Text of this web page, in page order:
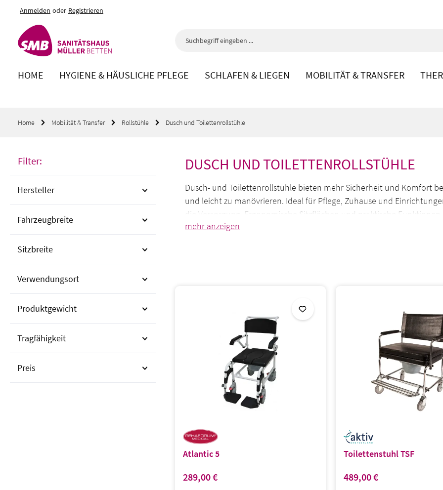
Hauptinhalt springen
Zur Suche springen
Zur Hauptnavigation springen
Anmelden oder Registrieren
HOME HYGIENE & HÄUSLICHE PFLEGE SCHLAFEN & LIEGEN MOBILITÄT & TRANSFER
Home Mobilität & Transfer Rollstühle Dusch und Toilettenrollstühle
Filter:
Hersteller
Fahrzeugbreite
Sitzbreite
Verwendungsort
Produktgewicht
Tragfähigkeit
Preis
DUSCH UND TOILETTENROLLSTÜHLE
Dusch- und Toilettenrollstühle bieten mehr Sicherheit und Komfort
und leicht zu manövrieren. Ideal für Pflege, Zuhause und
die Versorgung. Ergonomische Sitzflächen und praktische
unsere Auswahl an hochwertigen Dusch- und Toilettenrollstühlen
Atlantic 5
Regulärer Preis:
289,00 €
Toilettenstuhl TSF
Regulärer Preis:
489,00 €